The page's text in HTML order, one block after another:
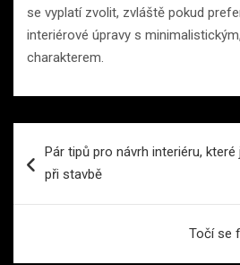
se vyplatí zvolit, zvláště pokud
interiérové ​​úpravy s
charakterem.
proPár tipů pro návrh interiéru,
při stavbě
Točí se